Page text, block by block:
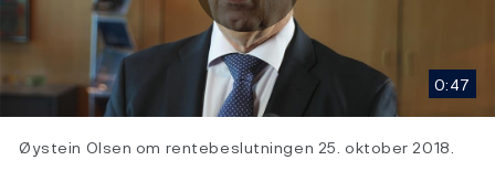
Play
Video
0:47
Øystein Olsen om rentebeslutningen 25. oktober 2018.